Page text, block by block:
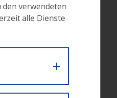
verwendeten
alle Dienste